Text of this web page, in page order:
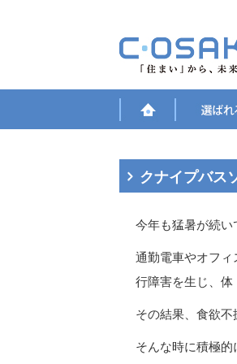
クナイプバス
今年も猛暑が続い
通勤電車やオフィ
行障害を生じ、体
その結果、食欲不
そんな時に積極的